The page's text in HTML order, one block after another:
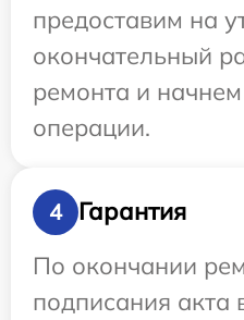
предоставим на
окончательный
ремонта и
операции.
4
Гарантия
По окончании
подписания акта